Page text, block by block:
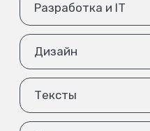
Разработка и IT
Дизайн
Тексты